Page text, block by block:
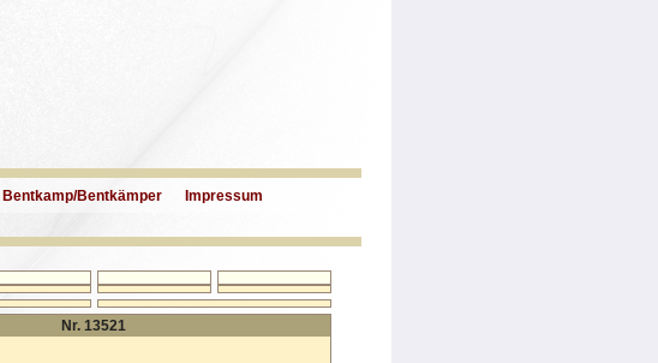
Bentkamp/Bentkämper Impressum
Nr. 13521